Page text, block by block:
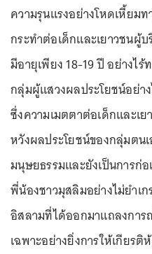
ความรุนแรงอย่างโหดเหี้ยม
กระทำต่อเด็กและเยาวชนผู้
มีอายุเพียง 18-19 ปี อย่างไ
กลุ่มผู้แสวงผลประโยชน์อย่า
ซึ่งความเมตตาต่อเด็กและเ
หวังผลประโยชน์ของกลุ่มตน
มนุษยธรรมและยังเป็นการก่
พี่น้องชาวมุสลิมอย่างไม่ยำเ
อิสลามที่ได้ออกมาแถลงการ
เฉพาะอย่างยิ่งการให้เกียร